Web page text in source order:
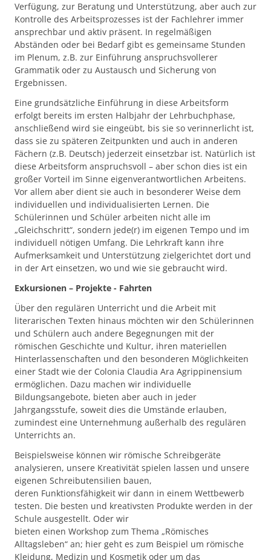
Verfügung, zur Beratung und Unterstützung, aber auch zur
Kontrolle des Arbeitsprozesses ist der Fachlehrer immer
ansprechbar und aktiv präsent. In regelmäßigen
Abständen oder bei Bedarf gibt es gemeinsame Stunden
im Plenum, z.B. zur Einführung anspruchsvollerer
Grammatik oder zu Austausch und Sicherung von
Ergebnissen.
Eine grundsätzliche Einführung in diese Arbeitsform
erfolgt bereits im ersten Halbjahr der Lehrbuchphase,
anschließend wird sie eingeübt, bis sie so verinnerlicht ist,
dass sie zu späteren Zeitpunkten und auch in anderen
Fächern (z.B. Deutsch) jederzeit einsetzbar ist. Natürlich ist
diese Arbeitsform anspruchsvoll – aber schon dies ist ein
großer Vorteil im Sinne eigenverantwortlichen Arbeitens.
Vor allem aber dient sie auch in besonderer Weise dem
individuellen und individualisierten Lernen. Die
Schülerinnen und Schüler arbeiten nicht alle im
„Gleichschritt“, sondern jede(r) im eigenen Tempo und im
individuell nötigen Umfang. Die Lehrkraft kann ihre
Aufmerksamkeit und Unterstützung zielgerichtet dort und
in der Art einsetzen, wo und wie sie gebraucht wird.
Exkursionen – Projekte - Fahrten
Über den regulären Unterricht und die Arbeit mit
literarischen Texten hinaus möchten wir den Schülerinnen
und Schülern auch andere Begegnungen mit der
römischen Geschichte und Kultur, ihren materiellen
Hinterlassenschaften und den besonderen Möglichkeiten
einer Stadt wie der Colonia Claudia Ara Agrippinensium
ermöglichen. Dazu machen wir individuelle
Bildungsangebote, bieten aber auch in jeder
Jahrgangsstufe, soweit dies die Umstände erlauben,
zumindest eine Unternehmung außerhalb des regulären
Unterrichts an.
Beispielsweise können wir römische Schreibgeräte
analysieren, unsere Kreativität spielen lassen und unsere
eigenen Schreibutensilien bauen,
deren Funktionsfähigkeit wir dann in einem Wettbewerb
testen. Die besten und kreativsten Produkte werden in der
Schule ausgestellt. Oder wir
bieten einen Workshop zum Thema „Römisches
Alltagsleben“ an; hier geht es zum Beispiel um römische
Kleidung, Medizin und Kosmetik oder um das